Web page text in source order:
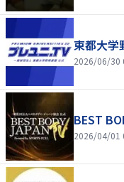
東都大学
2026/06/30
BEST
2026/04/01